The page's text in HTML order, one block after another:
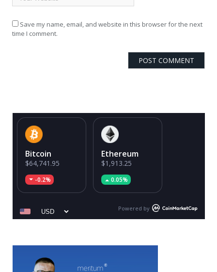
Save my name, email, and website in this browser for the next
time I comment.
Bitcoin
$64,741.95
-0.2%
Ethereum
$1,913.25
0.05%
Powered by